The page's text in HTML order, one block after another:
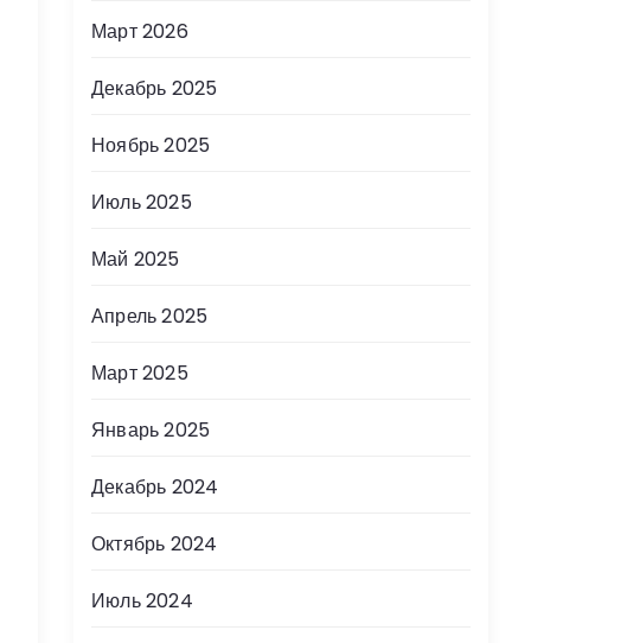
Март 2026
Декабрь 2025
Ноябрь 2025
Июль 2025
Май 2025
Апрель 2025
Март 2025
Январь 2025
Декабрь 2024
Октябрь 2024
Июль 2024